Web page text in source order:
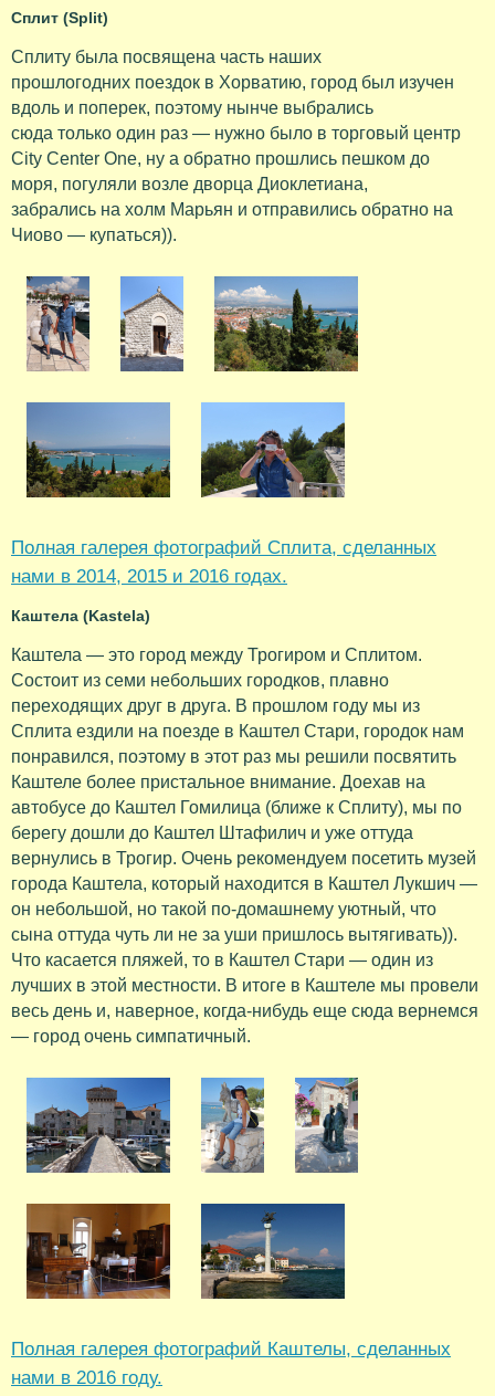
Сплит (Split)
Сплиту была посвящена часть наших
прошлогодних поездок в Хорватию, город был изучен
вдоль и поперек, поэтому нынче выбрались
сюда только один раз — нужно было в торговый центр
City Center One, ну а обратно прошлись пешком до
моря, погуляли возле дворца Диоклетиана,
забрались на холм Марьян и отправились обратно на
Чиово — купаться)).
Полная галерея фотографий Сплита, сделанных
нами в 2014, 2015 и 2016 годах.
Каштела (Kastela)
Каштела — это город между Трогиром и Сплитом.
Состоит из семи небольших городков, плавно
переходящих друг в друга. В прошлом году мы из
Сплита ездили на поезде в Каштел Стари, городок нам
понравился, поэтому в этот раз мы решили посвятить
Каштеле более пристальное внимание. Доехав на
автобусе до Каштел Гомилица (ближе к Сплиту), мы по
берегу дошли до Каштел Штафилич и уже оттуда
вернулись в Трогир. Очень рекомендуем посетить музей
города Каштела, который находится в Каштел Лукшич —
он небольшой, но такой по-домашнему уютный, что
сына оттуда чуть ли не за уши пришлось вытягивать)).
Что касается пляжей, то в Каштел Стари — один из
лучших в этой местности. В итоге в Каштеле мы провели
весь день и, наверное, когда-нибудь еще сюда вернемся
— город очень симпатичный.
Полная галерея фотографий Каштелы, сделанных
нами в 2016 году.